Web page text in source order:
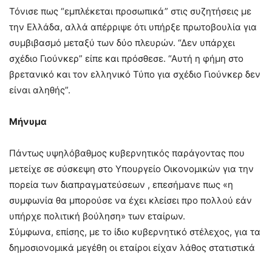
Τόνισε πως “εμπλέκεται προσωπικά” στις συζητήσεις με
την Ελλάδα, αλλά απέρριψε ότι υπήρξε πρωτοβουλία για
συμβιβασμό μεταξύ των δύο πλευρών. “Δεν υπάρχει
σχέδιο Γιούνκερ” είπε και πρόσθεσε. “Αυτή η φήμη στο
βρετανικό και τον ελληνικό Τύπο για σχέδιο Γιούνκερ δεν
είναι αληθής”.
Μήνυμα
Πάντως υψηλόβαθμος κυβερνητικός παράγοντας που
μετείχε σε σύσκεψη στο Υπουργείο Οικονομικών για την
πορεία των διαπραγματεύσεων , επεσήμανε πως «η
συμφωνία θα μπορούσε να έχει κλείσει προ πολλού εάν
υπήρχε πολιτική βούληση» των εταίρων.
Σύμφωνα, επίσης, με το ίδιο κυβερνητικό στέλεχος, για τα
δημοσιονομικά μεγέθη οι εταίροι είχαν λάθος στατιστικά